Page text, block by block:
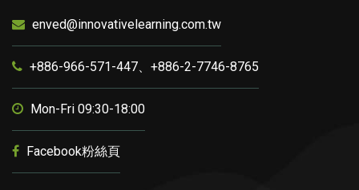
enved@innovativelearning.com.tw
+886-966-571-447、+886-2-7746-8765
Mon-Fri 09:30-18:00
Facebook粉絲頁